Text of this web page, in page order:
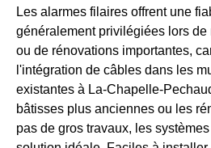
Les alarmes filaires offrent une
généralement privilégiées lors
ou de rénovations importantes,
l'intégration de câbles dans les
existantes à La-Chapelle-
bâtisses plus anciennes ou les
pas de gros travaux, les